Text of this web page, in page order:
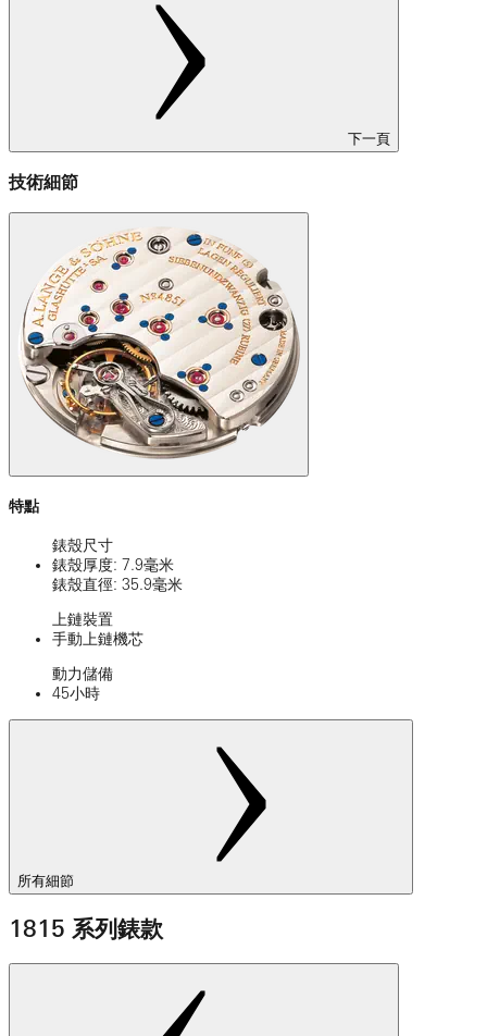
下一頁
技術細節
特點
錶殼尺寸
錶殼厚度: 7.9毫米
錶殼直徑: 35.9毫米
上鏈裝置
手動上鏈機芯
動力儲備
45小時
所有細節
1815 系列錶款